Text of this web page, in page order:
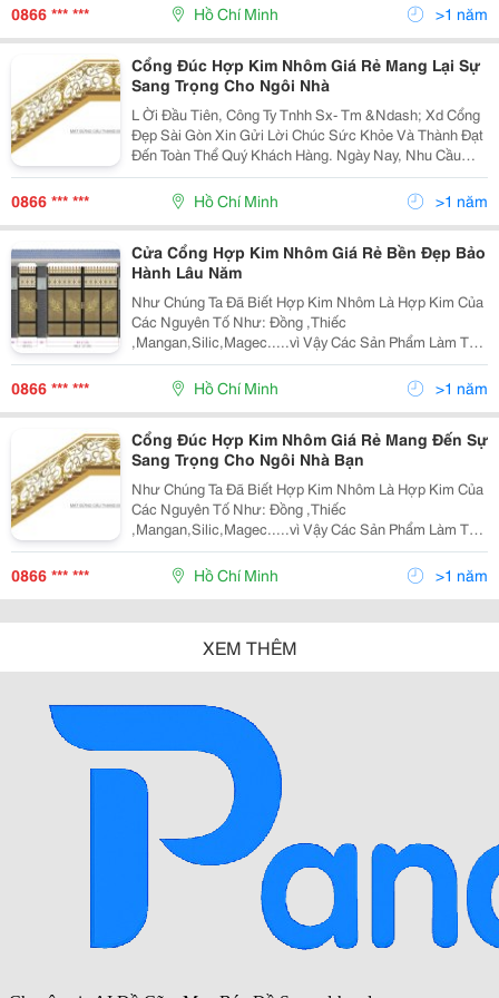
Thẩm Mỹ Cũng Như Độ Bền Vững Của Cửa Cổng, Hàng
0866 *** *** Hồ Chí Minh >1 năm
Cổng Đúc Hợp Kim Nhôm Giá Rẻ Mang Lại Sự
Sang Trọng Cho Ngôi Nhà
L Ời Đầu Tiên, Công Ty Tnhh Sx- Tm &Ndash; Xd Cổng
Đẹp Sài Gòn Xin Gửi Lời Chúc Sức Khỏe Và Thành Đạt
Đến Toàn Thể Quý Khách Hàng. Ngày Nay, Nhu Cầu
Làm Đẹp Cho Ngôi Nhà Ngày Càng Đòi Hỏi Cao Về Tính
Thẩm Mỹ Cũng Như Độ Bền Vững Của Cửa Cổng, Hàng
0866 *** *** Hồ Chí Minh >1 năm
Cửa Cổng Hợp Kim Nhôm Giá Rẻ Bền Đẹp Bảo
Hành Lâu Năm
Như Chúng Ta Đã Biết Hợp Kim Nhôm Là Hợp Kim Của
Các Nguyên Tố Như: Đồng ,Thiếc
,Mangan,Silic,Magec.....vì Vậy Các Sản Phẩm Làm Từ
Hợp Kim Nhôm Có Độ Bền Rất Cao Bên Cạnh Đó Sản
Phẩm Còn Mang Tính Nhẹ, Có Thế Tái Sử Dụng....chính
Vì Vậy Cty Cổng Đẹp
0866 *** *** Hồ Chí Minh >1 năm
Cổng Đúc Hợp Kim Nhôm Giá Rẻ Mang Đến Sự
Sang Trọng Cho Ngôi Nhà Bạn
Như Chúng Ta Đã Biết Hợp Kim Nhôm Là Hợp Kim Của
Các Nguyên Tố Như: Đồng ,Thiếc
,Mangan,Silic,Magec.....vì Vậy Các Sản Phẩm Làm Từ
Hợp Kim Nhôm Có Độ Bền Rất Cao Bên Cạnh Đó Sản
Phẩm Còn Mang Tính Nhẹ, Có Thế Tái Sử Dụng....chính
Vì Vậy Cty Cổng Đẹp
0866 *** *** Hồ Chí Minh >1 năm
XEM THÊM